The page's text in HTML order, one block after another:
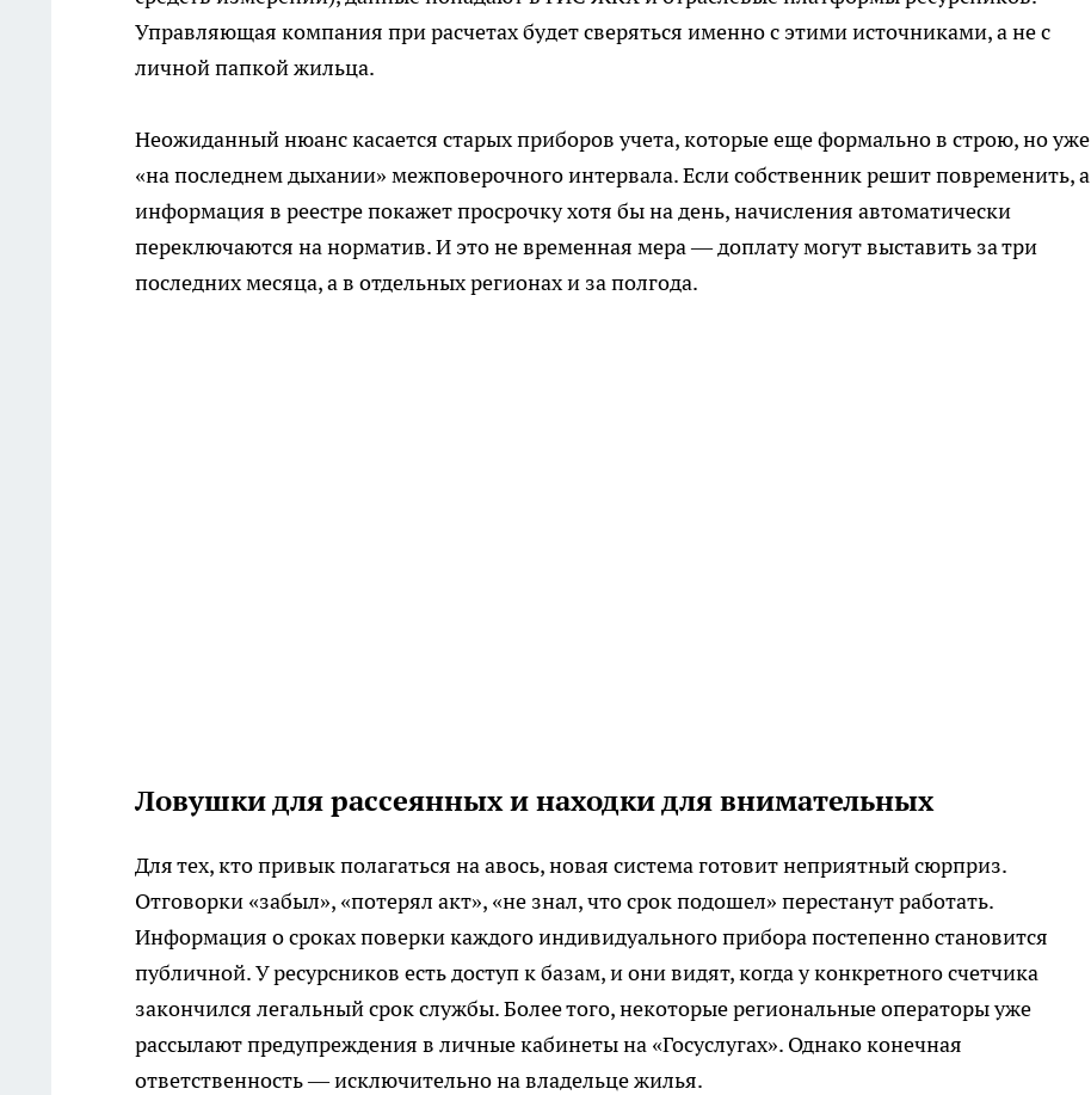
Управляющая компания при расчетах будет сверяться именно с этими источниками, а не с
личной папкой жильца.
Неожиданный нюанс касается старых приборов учета, которые еще формально в строю, но уже
«на последнем дыхании» межповерочного интервала. Если собственник решит повременить, а
информация в реестре покажет просрочку хотя бы на день, начисления автоматически
переключаются на норматив. И это не временная мера — доплату могут выставить за три
последних месяца, а в отдельных регионах и за полгода.
Ловушки для рассеянных и находки для внимательных
Для тех, кто привык полагаться на авось, новая система готовит неприятный сюрприз.
Отговорки «забыл», «потерял акт», «не знал, что срок подошел» перестанут работать.
Информация о сроках поверки каждого индивидуального прибора постепенно становится
публичной. У ресурсников есть доступ к базам, и они видят, когда у конкретного счетчика
закончился легальный срок службы. Более того, некоторые региональные операторы уже
рассылают предупреждения в личные кабинеты на «Госуслугах». Однако конечная
ответственность — исключительно на владельце жилья.